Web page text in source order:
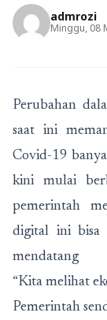
admrozi
Minggu, 08
Perubahan
saat ini
Covid-19
kini mulai
pemerintah
digital ini bisa
mendatang
“Kita melihat
Pemerintah